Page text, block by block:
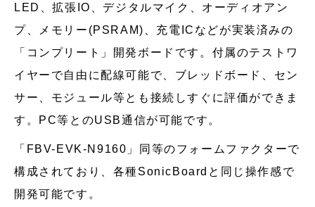
LED、拡張IO、デジタルマイク、オーディオアン
プ、メモリー(PSRAM)、充電ICなどが実装済みの
「コンプリート」開発ボードです。付属のテストワ
イヤーで自由に配線可能で、ブレッドボード、セン
サー、モジュール等とも接続しすぐに評価ができま
す。PC等とのUSB通信が可能です。
「FBV-EVK-N9160」同等のフォームファクターで
構成されており、各種SonicBoardと同じ操作感で
開発可能です。